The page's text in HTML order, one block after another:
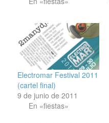
Electromar Festival 2011
(cartel final)
9 de junio de 2011
En «fiestas»